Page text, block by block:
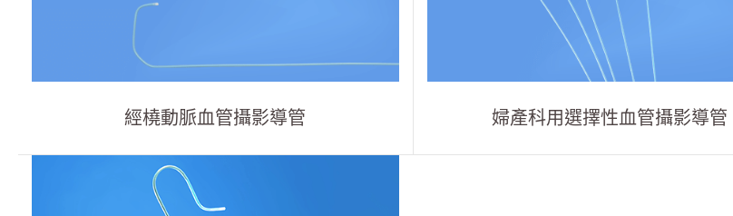
經橈動脈血管攝影導管 婦產科用選擇性血管攝影導管
居家照護